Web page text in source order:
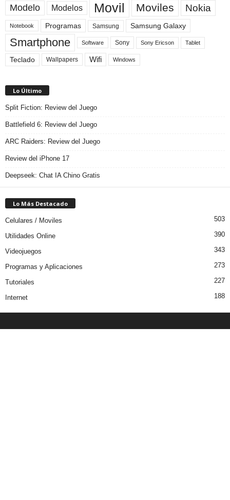
Modelo Modelos Movil Moviles Nokia
Notebook Programas Samsung Samsung Galaxy
Smartphone Software Sony Sony Ericson Tablet
Teclado Wallpapers Wifi Windows
Lo Último
Split Fiction: Review del Juego
Battlefield 6: Review del Juego
ARC Raiders: Review del Juego
Review del iPhone 17
Deepseek: Chat IA Chino Gratis
Lo Más Destacado
Celulares / Moviles 503
Utilidades Online 390
Videojuegos 343
Programas y Aplicaciones 273
Tutoriales 227
Internet 188